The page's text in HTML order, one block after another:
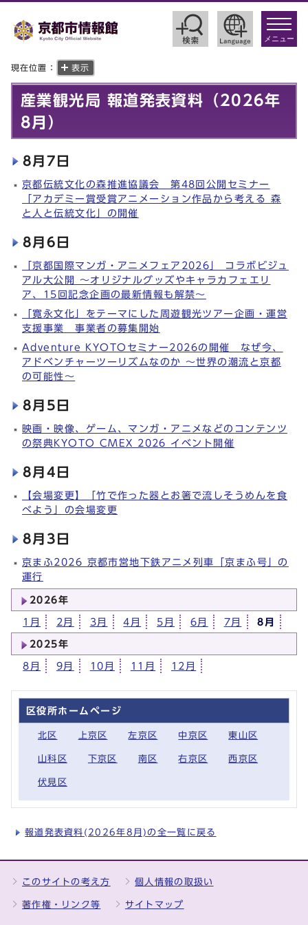
toggle
メニュー
現在位置： 表示
産業観光局 報道発表資料（2026年
8月）
8月7日
京都伝統文化の森推進協議会 第48回公開セミナー
「アカデミー賞受賞アニメーション作品から考える 森
と人と伝統文化」の開催
8月6日
「京都国際マンガ・アニメフェア2026」 コラボビジュ
アル大公開 ～オリジナルグッズやキャラカフェエリ
ア、15回記念企画の最新情報も解禁～
「寛永文化」をテーマにした周遊観光ツアー企画・運営
支援事業 事業者の募集開始
Adventure KYOTOセミナー2026の開催 なぜ今、
アドベンチャーツーリズムなのか ～世界の潮流と京都
の可能性～
8月5日
映画・映像、ゲーム、マンガ・アニメなどのコンテンツ
の祭典KYOTO CMEX 2026 イベント開催
8月4日
【会場変更】「竹で作った器とお箸で流しそうめんを食
べよう」の会場変更
8月3日
京まふ2026 京都市営地下鉄アニメ列車「京まふ号」の
運行
2026年
1月 2月 3月 4月 5月 6月 7月 8月
2025年
8月 9月 10月 11月 12月
区役所ホームページ
北区 上京区 左京区 中京区 東山区
山科区 下京区 南区 右京区 西京区
伏見区
報道発表資料(2026年8月)の全一覧に戻る
このサイトの考え方 個人情報の取扱い
著作権・リンク等 サイトマップ